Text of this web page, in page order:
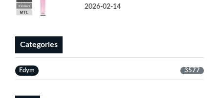
2026-02-14
Categories
Edym 3577